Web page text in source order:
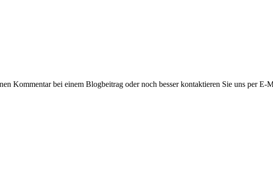
Kommentar bei einem Blogbeitrag oder noch besser kontaktieren Sie uns per E-